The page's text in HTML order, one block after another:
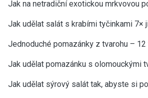
Jak na netradiční exotickou mrkvovou
Jak udělat salát s krabími tyčinkami 7×
Jednoduché pomazánky z tvarohu –
Jak udělat pomazánku s olomouckými
Jak udělat sýrový salát tak, abyste si